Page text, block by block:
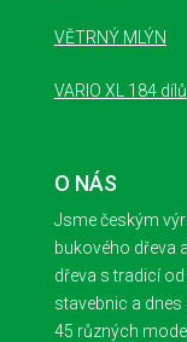
VĚTRNÝ MLÝN
VARIO XL 184 dílů
O NÁS
Jsme českým
bukového dřeva
dřeva s tradicí
stavebnic a dnes
45 různých